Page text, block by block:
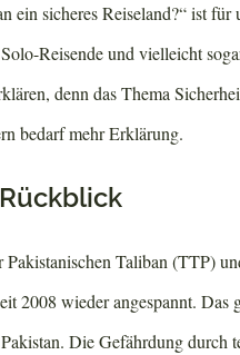
sicheres Reiseland?“ ist für
Reisende und vielleicht
denn das Thema
bedarf mehr Erklärung.
Taliban (TTP)
2008 wieder angespannt.
Die Gefährdung durch